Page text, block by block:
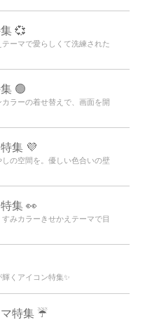
💞
ーマで愛らしくて洗練された
🟢
ラーの着せ替えで、画面を開
集 💜
の空間を。優しい色合いの壁
集 👀
みカラーきせかえテーマで目
くアイコン特集✨
特集 ☔